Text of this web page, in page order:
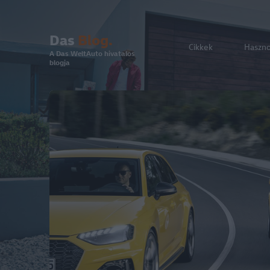
Das Blog.
A Das WeltAuto hivatalos
blogja
Cikkek